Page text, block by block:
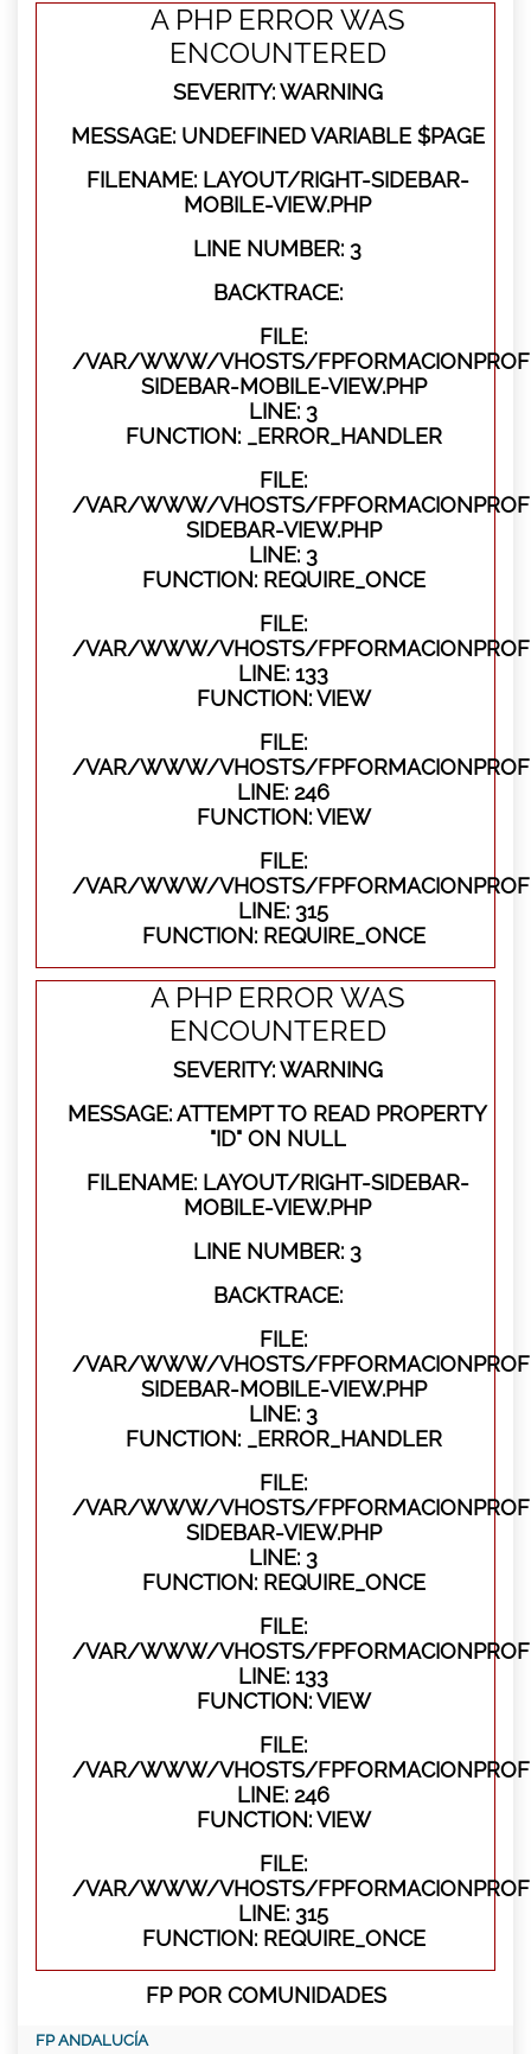
A PHP ERROR WAS
ENCOUNTERED
SEVERITY: WARNING
MESSAGE: UNDEFINED VARIABLE $PAGE
FILENAME: LAYOUT/RIGHT-SIDEBAR-
MOBILE-VIEW.PHP
LINE NUMBER: 3
BACKTRACE:
FILE:
/VAR/WWW/VHOSTS/
SIDEBAR-MOBILE-VIEW.PHP
LINE: 3
FUNCTION: _ERROR_HANDLER
FILE:
/VAR/WWW/VHOSTS/
SIDEBAR-VIEW.PHP
LINE: 3
FUNCTION: REQUIRE_ONCE
FILE:
/VAR/WWW/VHOSTS/
LINE: 133
FUNCTION: VIEW
FILE:
/VAR/WWW/VHOSTS/
LINE: 246
FUNCTION: VIEW
FILE:
/VAR/WWW/VHOSTS/
LINE: 315
FUNCTION: REQUIRE_ONCE
A PHP ERROR WAS
ENCOUNTERED
SEVERITY: WARNING
MESSAGE: ATTEMPT TO READ PROPERTY
"ID" ON NULL
FILENAME: LAYOUT/RIGHT-SIDEBAR-
MOBILE-VIEW.PHP
LINE NUMBER: 3
BACKTRACE:
FILE:
/VAR/WWW/VHOSTS/
SIDEBAR-MOBILE-VIEW.PHP
LINE: 3
FUNCTION: _ERROR_HANDLER
FILE:
/VAR/WWW/VHOSTS/
SIDEBAR-VIEW.PHP
LINE: 3
FUNCTION: REQUIRE_ONCE
FILE:
/VAR/WWW/VHOSTS/
LINE: 133
FUNCTION: VIEW
FILE:
/VAR/WWW/VHOSTS/
LINE: 246
FUNCTION: VIEW
FILE:
/VAR/WWW/VHOSTS/
LINE: 315
FUNCTION: REQUIRE_ONCE
FP POR COMUNIDADES
FP ANDALUCÍA